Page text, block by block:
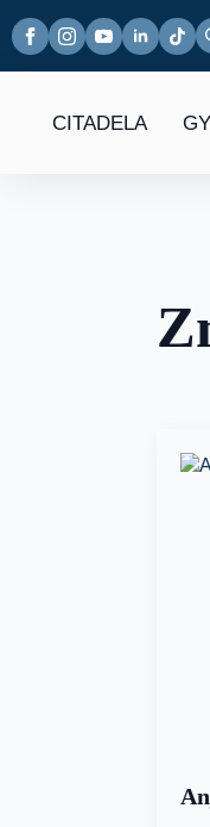
CITADELA